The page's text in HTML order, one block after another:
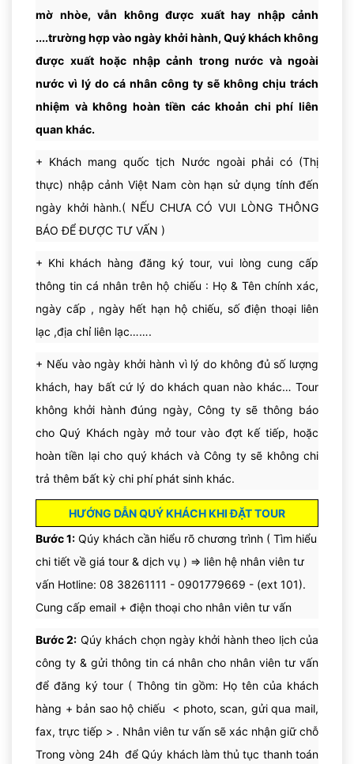
Fishing trip bao gồm: Ngắm hoàng hôn trên biển + Câu cá
đêm + Bữa tối đặc biệt
Tàu cao tốc đưa quý khách đi ngắm hoàng hôn trên biển,
HDV sẽ đưa quý khách câu cá đêm theo cách thức đặc biệt
của người dân Maldives. Sau đó nhà hàng của khách sạn sẽ
phục vụ 1 bữa tối đặc biệt với số cá câu được.
Dạo thăm Quảng trường Malé
Chợ cá
Chợ nông sản địa phương
Chợ khô cá Maldives
Sau đó tham quan cửa hàng quầy lưu niệm và mua sắm
mờ nhòe, vẫn không được xuất hay nhập cảnh
....trường hợp vào ngày khởi hành, Quý khách không
được xuất hoặc nhập cảnh trong nước và ngoài
nước vì lý do cá nhân công ty sẽ không chịu trách
nhiệm và không hoàn tiền các khoản chi phí liên
quan khác.
+ Khách mang quốc tịch Nước ngoài phải có (Thị
thực) nhập cảnh Việt Nam còn hạn sử dụng tính đến
ngày khởi hành.( NẾU CHƯA CÓ VUI LÒNG THÔNG
BÁO ĐỂ ĐƯỢC TƯ VẤN )
+ Khi khách hàng đăng ký tour, vui lòng cung cấp
thông tin cá nhân trên hộ chiếu : Họ & Tên chính xác,
ngày cấp , ngày hết hạn hộ chiếu, số điện thoại liên
lạc ,địa chỉ liên lạc…….
+ Nếu vào ngày khởi hành vì lý do không đủ số lượng
khách, hay bất cứ lý do khách quan nào khác… Tour
không khởi hành đúng ngày, Công ty sẽ thông báo
cho Quý Khách ngày mở tour vào đợt kế tiếp, hoặc
hoàn tiền lại cho quý khách và Công ty sẽ không chi
trả thêm bất kỳ chi phí phát sinh khác.
HƯỚNG DẪN QUÝ KHÁCH KHI ĐẶT TOUR
Bước 1: Qúy khách cần hiểu rõ chương trình ( Tìm hiểu
chi tiết về giá tour & dịch vụ ) => liên hệ nhân viên tư
vấn Hotline: 08 38261111 - 0901779669 - (ext 101).
Cung cấp email + điện thoại cho nhân viên tư vấn
Bước 2: Qúy khách chọn ngày khởi hành theo lịch của
công ty & gửi thông tin cá nhân cho nhân viên tư vấn
để đăng ký tour ( Thông tin gồm: Họ tên của khách
hàng + bản sao hộ chiếu < photo, scan, gửi qua mail,
fax, trực tiếp > . Nhân viên tư vấn sẽ xác nhận giữ chỗ
Trong vòng 24h để Qúy khách làm thủ tục thanh toán